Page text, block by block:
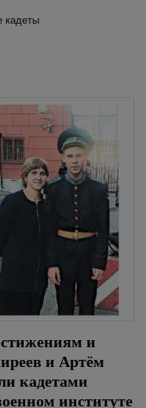
кадеты
и
и Артём
кадетами
институте